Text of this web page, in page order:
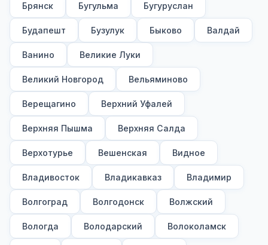
Брянск Бугульма Бугуруслан
Будапешт Бузулук Быково Валдай
Ванино Великие Луки
Великий Новгород Вельяминово
Верещагино Верхний Уфалей
Верхняя Пышма Верхняя Салда
Верхотурье Вешенская Видное
Владивосток Владикавказ Владимир
Волгоград Волгодонск Волжский
Вологда Володарский Волоколамск